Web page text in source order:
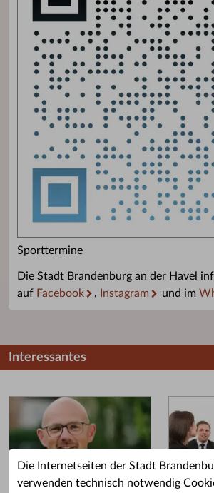
Die Internetseiten der Stadt
verwenden technisch notwendig
Sporttermine
Die Stadt Brandenburg an der Havel
auf Facebook , Instagram und im
Interessantes